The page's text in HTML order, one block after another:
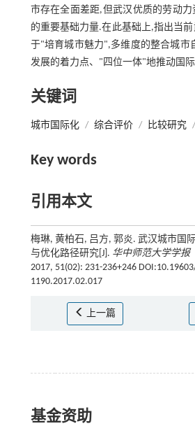
市存在全面差距,但武汉优质的劳动
的重要基础力量.在此基础上,指出当
于"培育城市魅力",多维度的整合城市
发展的着力点、"四位一体"地推动国
关键词
城市国际化 / 综合评价 / 比较研究 /
Key words
引用本文
梅琳, 黄柏石, 吕方, 郭炎. 武汉城市国
与优化路径研究[J]. 华中师范大学学报
2017, 51(02): 231-236+246
1190.2017.02.017
上一篇
基金资助